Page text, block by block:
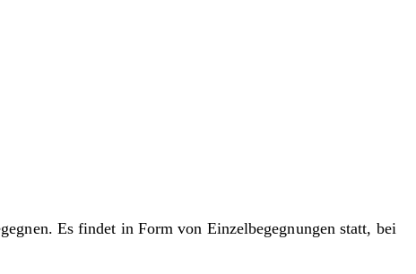
Es findet in Form von Einzelbegegnungen statt, bei